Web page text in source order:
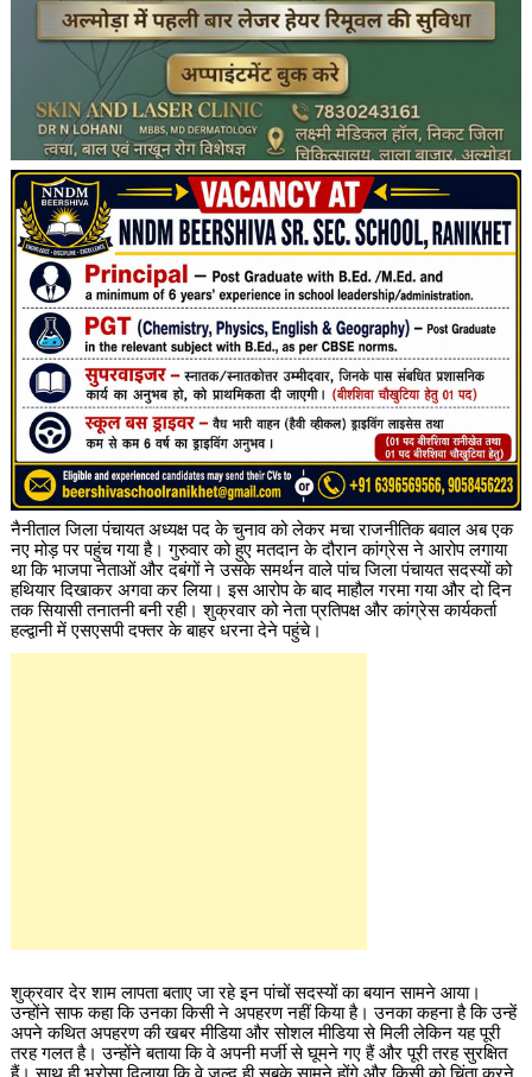
नैनीताल जिला पंचायत अध्यक्ष पद के चुनाव को लेकर मचा राजनीतिक बवाल अब एक
नए मोड़ पर पहुंच गया है। गुरुवार को हुए मतदान के दौरान कांग्रेस ने आरोप लगाया
था कि भाजपा नेताओं और दबंगों ने उसके समर्थन वाले पांच जिला पंचायत सदस्यों को
हथियार दिखाकर अगवा कर लिया। इस आरोप के बाद माहौल गरमा गया और दो दिन
तक सियासी तनातनी बनी रही। शुक्रवार को नेता प्रतिपक्ष और कांग्रेस कार्यकर्ता
हल्द्वानी में एसएसपी दफ्तर के बाहर धरना देने पहुंचे।
शुक्रवार देर शाम लापता बताए जा रहे इन पांचों सदस्यों का बयान सामने आया।
उन्होंने साफ कहा कि उनका किसी ने अपहरण नहीं किया है। उनका कहना है कि उन्हें
अपने कथित अपहरण की खबर मीडिया और सोशल मीडिया से मिली लेकिन यह पूरी
तरह गलत है। उन्होंने बताया कि वे अपनी मर्जी से घूमने गए हैं और पूरी तरह सुरक्षित
हैं। साथ ही भरोसा दिलाया कि वे जल्द ही सबके सामने होंगे और किसी को चिंता करने